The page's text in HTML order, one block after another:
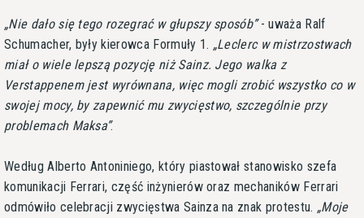
Nie dało się tego rozegrać w głupszy sposób - uważa Ralf
Schumacher, były kierowca Formuły 1.
Leclerc w mistrzostwach
miał o wiele lepszą pozycję niż Sainz. Jego walka z
Verstappenem jest wyrównana, więc mogli zrobić wszystko co w
swojej mocy, by zapewnić mu zwycięstwo, szczególnie przy
problemach Maksa .
Według Alberto Antoniniego, który piastował stanowisko szefa
komunikacji Ferrari, część inżynierów oraz mechaników Ferrari
odmówiło celebracji zwycięstwa Sainza na znak protestu.
Moje